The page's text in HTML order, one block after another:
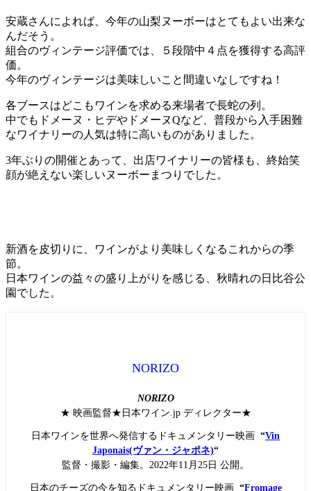
安蔵さんによれば、今年の山梨ヌーボーはとてもよい出来な
んだそう。
組合のヴィンテージ評価では、５段階中４点を獲得する高評
価。
今年のヴィンテージは美味しいこと間違いなしですね！
各ブースはどこもワインを求める来場者で長蛇の列。
中でもドメーヌ・ヒデやドメーヌQなど、普段から入手困難
なワイナリーの人気は特に高いものがありました。
3年ぶりの開催とあって、出店ワイナリーの皆様も、終始笑
顔が絶えない楽しいヌーボーまつりでした。
新酒を皮切りに、ワインがより美味しくなるこれからの季
節。
日本ワインの益々の盛り上がりを感じる、秋晴れの日比谷公
園でした。
NORIZO
NORIZO
★ 映画監督★日本ワイン.jp ディレクター★
日本ワインを世界へ発信するドキュメンタリー映画 “Vin
Japonais(ヴァン・ジャポネ)“
監督・撮影・編集。2022年11月25日 公開。
日本のチーズの今を知るドキュメンタリー映画 “Fromage